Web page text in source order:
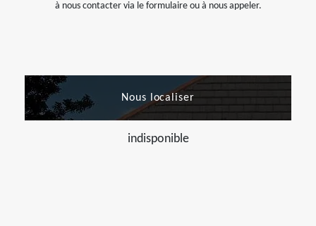
à nous contacter via le formulaire ou à nous appeler.
Nous localiser
indisponible